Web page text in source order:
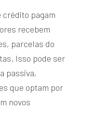
crédito pagam
recebem
parcelas do
Isso pode ser
passiva,
que optam por
novos